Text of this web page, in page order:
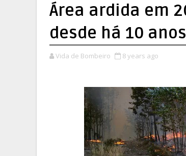
Área ardida em
desde há 10 anos
Vida de Bombeiro 8 years ago